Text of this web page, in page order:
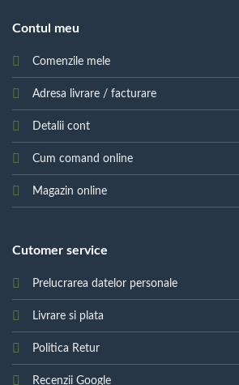
Contul meu
Comenzile mele
Adresa livrare / facturare
Detalii cont
Cum comand online
Magazin online
Cutomer service
Prelucrarea datelor personale
Livrare si plata
Politica Retur
Recenzii Google